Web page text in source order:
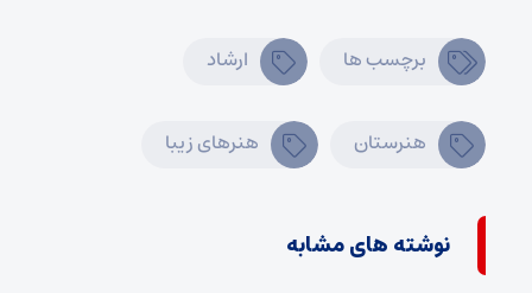
برچسب ها ارشاد
هنرستان هنرهای زیبا
نوشته های مشابه